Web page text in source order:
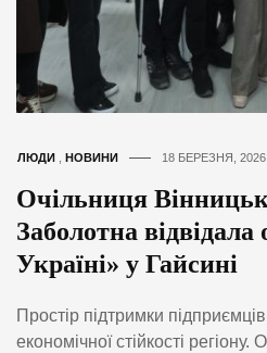
ЛЮДИ НОВИНИ 18 БЕРЕЗНЯ, 2026
Очільниця
Заболотна
Україні» у Гайсині
Простір підтримки
економічної стійкості регіону.